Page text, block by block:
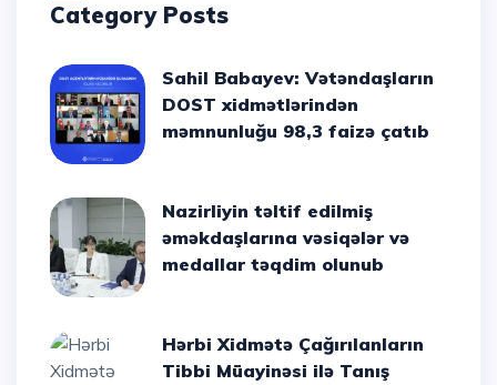
Category Posts
Sahil Babayev: Vətəndaşların
DOST xidmətlərindən
məmnunluğu 98,3 faizə çatıb
Nazirliyin təltif edilmiş
əməkdaşlarına vəsiqələr və
medallar təqdim olunub
Hərbi Xidmətə Çağırılanların
Tibbi Müayinəsi ilə Tanış